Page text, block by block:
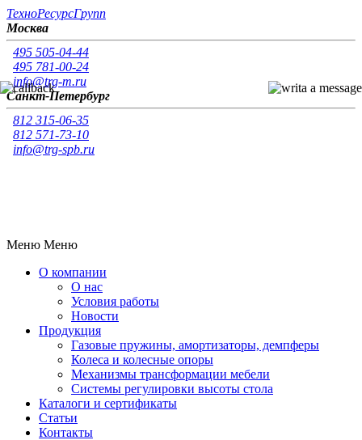
ТехноРесурсГрупп
Москва
495 505-04-44
495 781-00-24
info@trg-m.ru
Санкт-Петербург
812 315-06-35
812 571-73-10
info@trg-spb.ru
Меню Меню
О компании
О нас
Условия работы
Новости
Продукция
Газовые пружины, амортизаторы, демпферы
Колеса и колесные опоры
Механизмы трансформации мебели
Системы регулировки высоты стола
Каталоги и сертификаты
Статьи
Контакты